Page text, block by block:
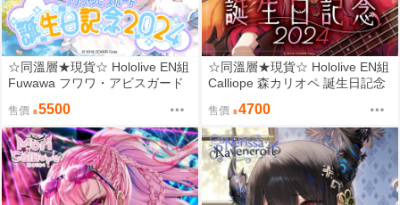
☆同溫層★現貨☆ Hololive EN組
Fuwawa フワワ・アビスガード
售價 5500
☆同溫層★現貨☆ Hololive EN組
Calliope 森カリオペ 誕生日記念
售價 4700